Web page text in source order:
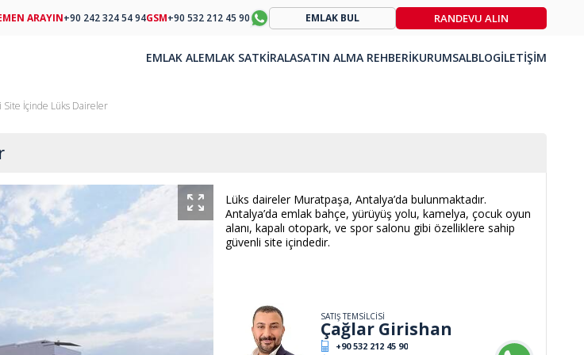
Site İçinde Lüks Daireler
Lüks daireler Muratpaşa, Antalya’da bulunmaktadır.
Antalya’da emlak bahçe, yürüyüş yolu, kamelya, çocuk oyun
alanı, kapalı otopark, ve spor salonu gibi özelliklere sahip
güvenli site içindedir.
SATIŞ TEMSİLCİSİ
Çağlar Girishan
+90 532 212 45 90
ARAYIN+90 242 324 54 94GSM+90 532 212 45 90 EMLAK BUL RANDEVU ALIN
EMLAK ALEMLAK SATKİRALASATIN ALMA REHBERİKURUMSALBLOGİLETİŞİM